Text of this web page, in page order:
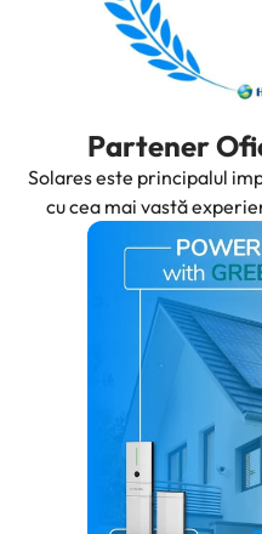
Partener
Solares este principalul
cu cea mai vastă